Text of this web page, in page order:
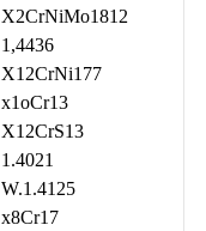
X2CrNiMo1812
1,4436
X12CrNi177
x1oCr13
X12CrS13
1.4021
W.1.4125
x8Cr17